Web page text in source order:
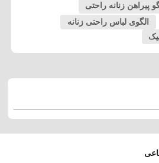
پیراهن زنانه راحتی
الگوی لباس راحتی زنانه